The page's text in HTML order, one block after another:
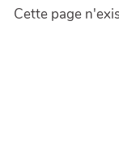
Cette page